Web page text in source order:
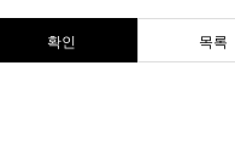
확인 목록